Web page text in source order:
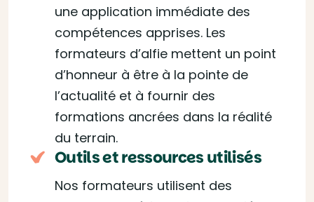
une application immédiate des
compétences apprises. Les
formateurs d’alfie mettent un point
d’honneur à être à la pointe de
l’actualité et à fournir des
formations ancrées dans la réalité
du terrain.
Outils et ressources utilisés
Nos formateurs utilisent des